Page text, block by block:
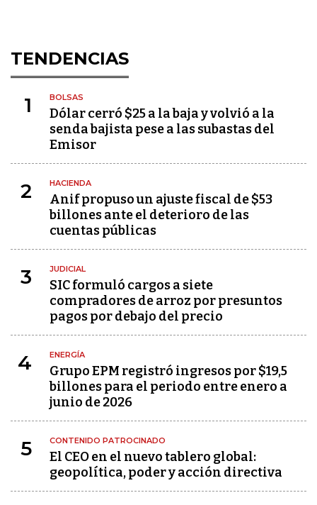
TENDENCIAS
1 BOLSAS
Dólar cerró $25 a la baja y volvió a la
senda bajista pese a las subastas del
Emisor
2 HACIENDA
Anif propuso un ajuste fiscal de $53
billones ante el deterioro de las
cuentas públicas
3 JUDICIAL
SIC formuló cargos a siete
compradores de arroz por presuntos
pagos por debajo del precio
4 ENERGÍA
Grupo EPM registró ingresos por $19,5
billones para el periodo entre enero a
junio de 2026
5 CONTENIDO PATROCINADO
El CEO en el nuevo tablero global:
geopolítica, poder y acción directiva